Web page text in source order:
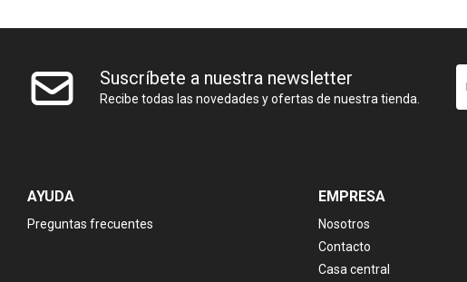
Suscríbete a nuestra newsletter
Recibe todas las novedades y ofertas de nuestra tienda.
AYUDA
Preguntas frecuentes
EMPRESA
Nosotros
Contacto
Casa central